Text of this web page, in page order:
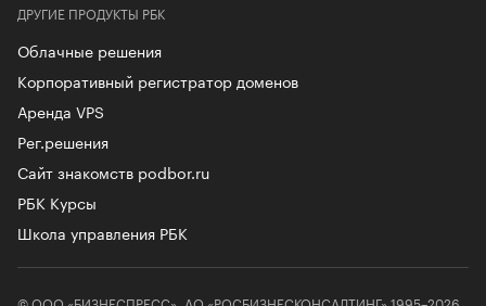
ДРУГИЕ ПРОДУКТЫ РБК
Облачные решения
Корпоративный регистратор доменов
Аренда VPS
Рег.решения
Сайт знакомств podbor.ru
РБК Курсы
Школа управления РБК
© ООО «БИЗНЕСПРЕСС», АО «РОСБИЗНЕСКОНСАЛТИНГ» 1995–2026